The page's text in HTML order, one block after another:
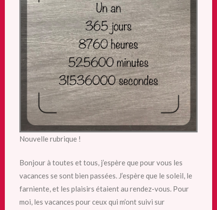
Nouvelle rubrique !
Bonjour à toutes et tous, j’espère que pour vous les
vacances se sont bien passées. J’espère que le soleil, le
farniente, et les plaisirs étaient au rendez-vous. Pour
moi, les vacances pour ceux qui m’ont suivi sur